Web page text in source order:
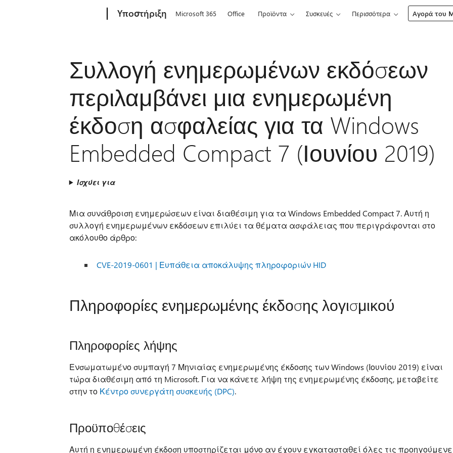
Υποστήριξη Microsoft 365 Office Προϊόντα Συσκευές Περισσότερα Αγορά του
Συλλογή ενημερωμένων εκδόσεων
περιλαμβάνει μια ενημερωμένη
έκδοση ασφαλείας για τα Windows
Embedded Compact 7 (Ιουνίου 2019)
Ισχύει για
Μια συνάθροιση ενημερώσεων είναι διαθέσιμη για τα Windows Embedded Compact 7. Αυτή η
συλλογή ενημερωμένων εκδόσεων επιλύει τα θέματα ασφάλειας που περιγράφονται στο
ακόλουθο άρθρο:
CVE-2019-0601 | Ευπάθεια αποκάλυψης πληροφοριών HID
Πληροφορίες ενημερωμένης έκδοσης λογισμικού
Πληροφορίες λήψης
Ενσωματωμένο συμπαγή 7 Μηνιαίας ενημερωμένης έκδοσης των Windows (Ιουνίου 2019) είναι
τώρα διαθέσιμη από τη Microsoft. Για να κάνετε λήψη της ενημερωμένης έκδοσης, μεταβείτε
στην το Κέντρο συνεργάτη συσκευής (DPC).
Προϋποθέσεις
Αυτή η ενημερωμένη έκδοση υποστηρίζεται μόνο αν έχουν εγκατασταθεί όλες τις